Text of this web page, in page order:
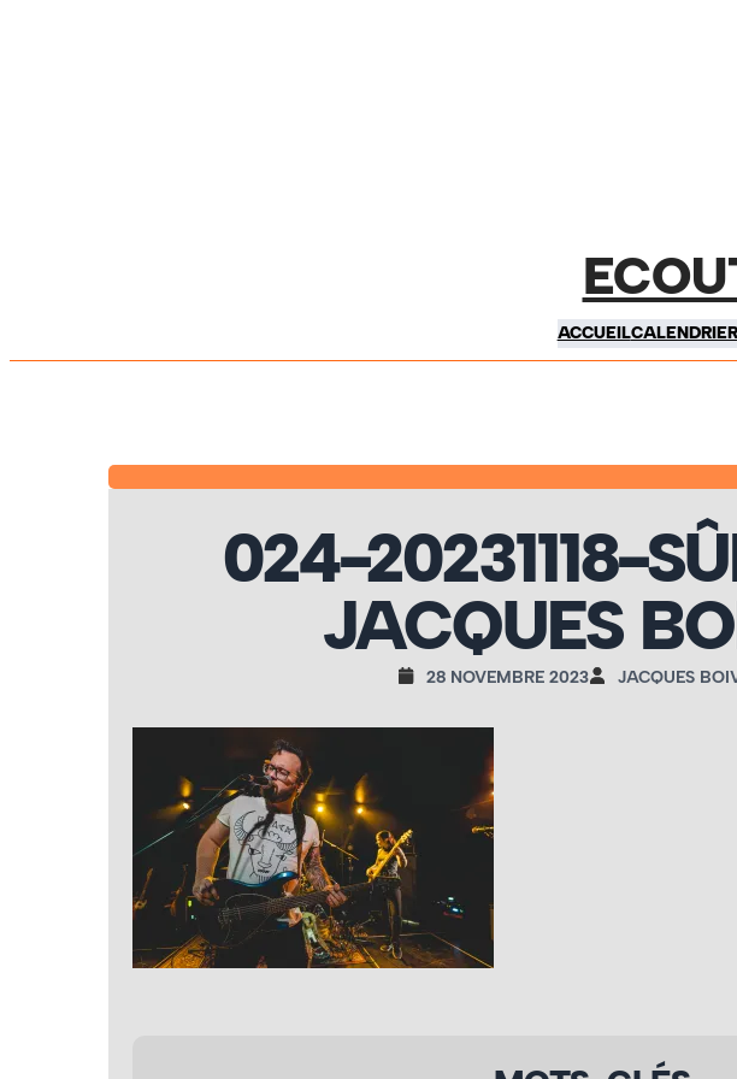
ACCUEILCALENDRIER
024-20231118-
JACQUES
28 NOVEMBRE 2023 JACQUES